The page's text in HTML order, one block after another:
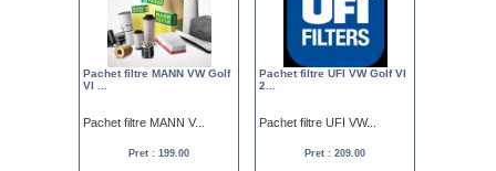
Pachet filtre MANN VW Golf
VI ...
Pachet filtre MANN V...
Pret : 199.00
Pachet filtre UFI VW Golf VI
2...
Pachet filtre UFI VW...
Pret : 209.00